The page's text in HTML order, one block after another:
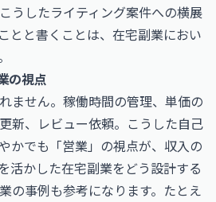
うしたライティング案件への横展
とと書くことは、在宅副業におい
の視点
ません。稼働時間の管理、単価の
新、レビュー依頼。こうした自己
かでも「営業」の視点が、収入の
活かした在宅副業をどう設計する
の事例も参考になります。たとえ